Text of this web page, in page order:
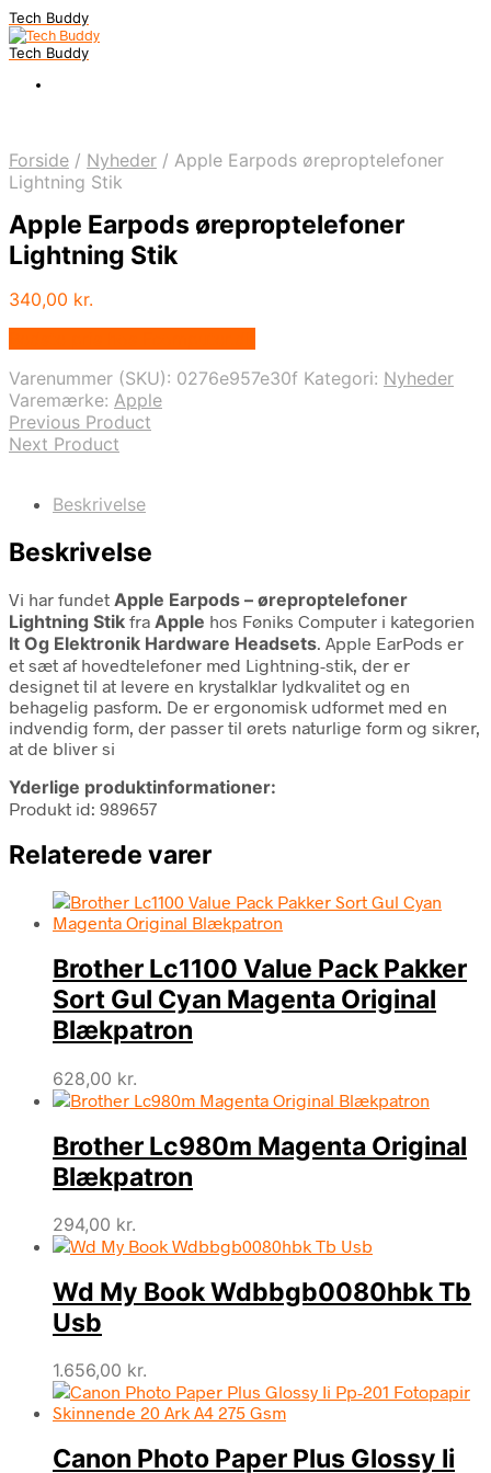
Tech Buddy
Tech Buddy
Forside / Nyheder / Apple Earpods øreproptelefoner
Lightning Stik
Apple Earpods øreproptelefoner
Lightning Stik
340,00 kr.
Varenummer (SKU): 0276e957e30f Kategori: Nyheder
Varemærke: Apple
Previous Product
Next Product
Beskrivelse
Beskrivelse
Vi har fundet Apple Earpods – øreproptelefoner
Lightning Stik fra Apple hos Føniks Computer i kategorien
It Og Elektronik Hardware Headsets. Apple EarPods er
et sæt af hovedtelefoner med Lightning-stik, der er
designet til at levere en krystalklar lydkvalitet og en
behagelig pasform. De er ergonomisk udformet med en
indvendig form, der passer til ørets naturlige form og sikrer,
at de bliver si
Yderlige produktinformationer:
Produkt id: 989657
Relaterede varer
Brother Lc1100 Value Pack Pakker
Sort Gul Cyan Magenta Original
Blækpatron
628,00 kr.
Brother Lc980m Magenta Original
Blækpatron
294,00 kr.
Wd My Book Wdbbgb0080hbk Tb
Usb
1.656,00 kr.
Canon Photo Paper Plus Glossy Ii